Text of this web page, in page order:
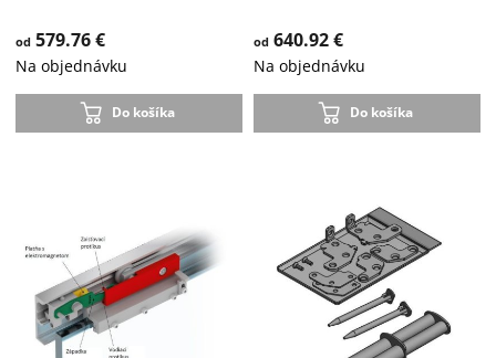
od579.76 €
Na objednávku
Do košíka
od 640.92 €
Na objednávku
Do košíka